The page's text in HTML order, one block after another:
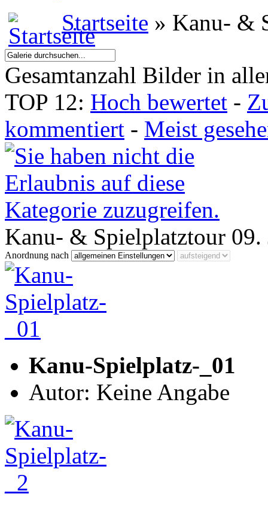
Startseite » Kanu- &
Gesamtanzahl Bilder in
TOP 12: Hoch bewertet -
kommentiert - Meist
Kanu- & Spielplatztour 09.
Anordnung nach
Kanu-Spielplatz-_01
Autor: Keine Angabe